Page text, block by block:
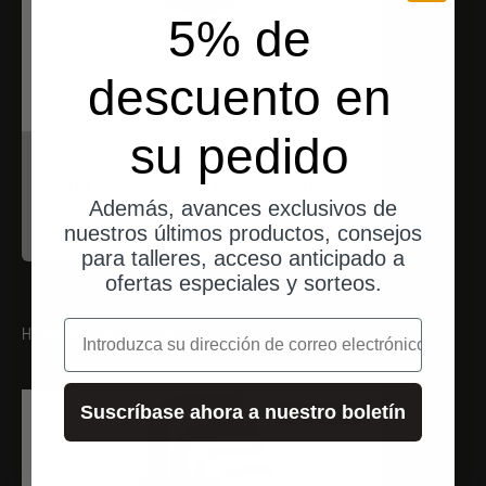
motogadget
Tapa de recambio para el extremo
del manillar
Angebot
$33.00
HERRAMIENTA ADECUADA
envíos desde Alemania
5% de
descuento en
su pedido
Además, avances exclusivos de
nuestros últimos productos, consejos
para talleres, acceso anticipado a
ofertas especiales y sorteos.
correo electrónico
Suscríbase ahora a nuestro boletín